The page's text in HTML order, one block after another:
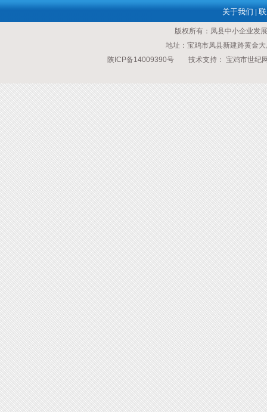
关于我们
版权所有：凤县中小企业
地址：宝鸡市凤县新建路黄
陕ICP备14009390号 技术支持： 宝鸡市世纪